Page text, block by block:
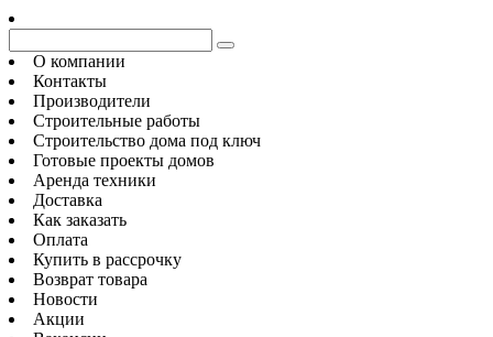
О компании
Контакты
Производители
Строительные работы
Строительство дома под ключ
Готовые проекты домов
Аренда техники
Доставка
Как заказать
Оплата
Купить в рассрочку
Возврат товара
Новости
Акции